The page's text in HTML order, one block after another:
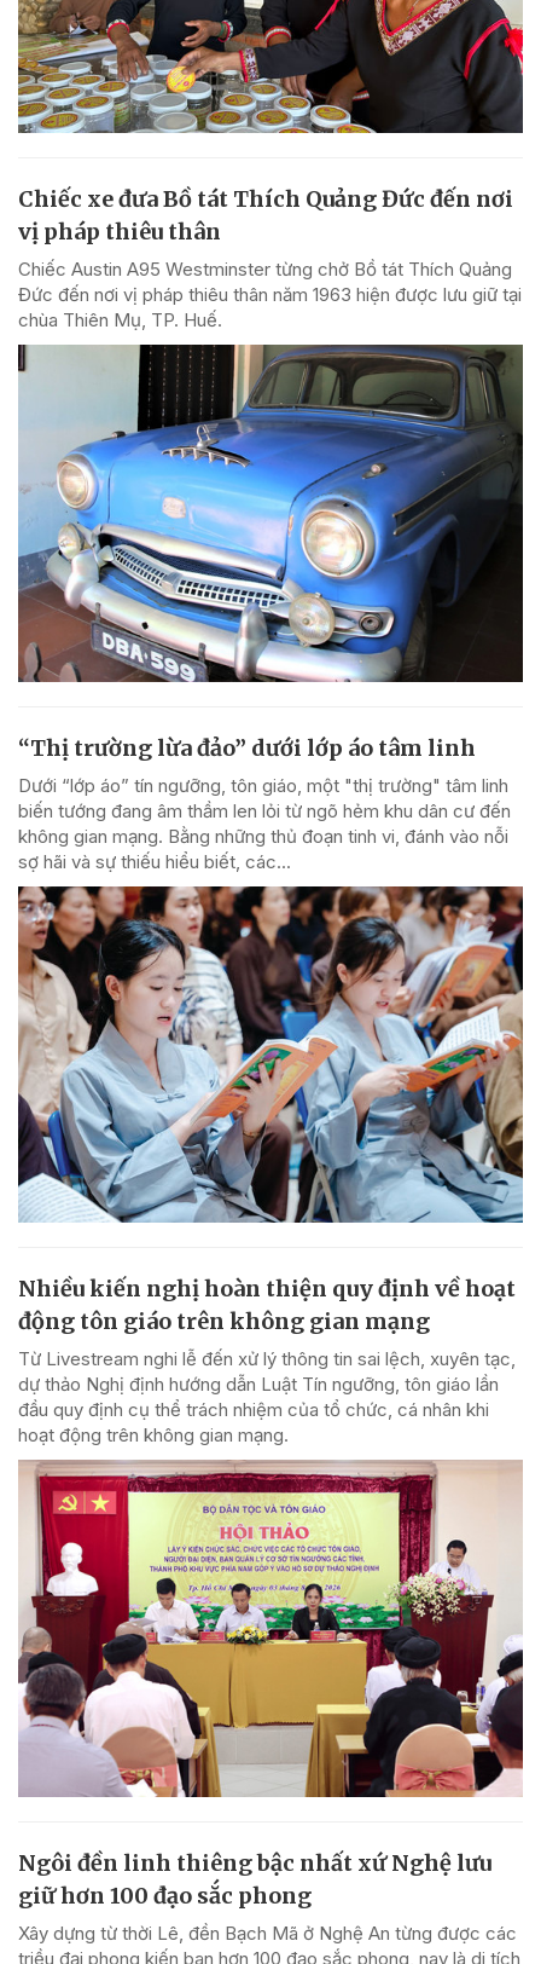
Chiếc xe đưa Bồ tát Thích Quảng Đức đến nơi
vị pháp thiêu thân
Chiếc Austin A95 Westminster từng chở Bồ tát Thích Quảng
Đức đến nơi vị pháp thiêu thân năm 1963 hiện được lưu giữ tại
chùa Thiên Mụ, TP. Huế.
“Thị trường lừa đảo” dưới lớp áo tâm linh
Dưới “lớp áo” tín ngưỡng, tôn giáo, một "thị trường" tâm linh
biến tướng đang âm thầm len lỏi từ ngõ hẻm khu dân cư đến
không gian mạng. Bằng những thủ đoạn tinh vi, đánh vào nỗi
sợ hãi và sự thiếu hiểu biết, các...
Nhiều kiến nghị hoàn thiện quy định về hoạt
động tôn giáo trên không gian mạng
Từ Livestream nghi lễ đến xử lý thông tin sai lệch, xuyên tạc,
dự thảo Nghị định hướng dẫn Luật Tín ngưỡng, tôn giáo lần
đầu quy định cụ thể trách nhiệm của tổ chức, cá nhân khi
hoạt động trên không gian mạng.
Ngôi đền linh thiêng bậc nhất xứ Nghệ lưu
giữ hơn 100 đạo sắc phong
Xây dựng từ thời Lê, đền Bạch Mã ở Nghệ An từng được các
triều đại phong kiến ban hơn 100 đạo sắc phong, nay là di tích